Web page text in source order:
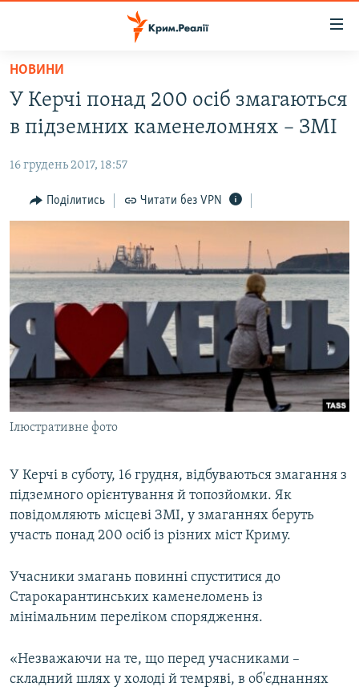
Перейти
основного
матеріалу
до
навігації
Перейти
пошуку
ВОДА.КРИМ
ПОЛІТИКА
БЛОГИ
ВСЕ ЗА ДЕНЬ
СПЕЦПРОЕКТИ
ДЕПОРТАЦІЯ
ВІДЕОУРОКИ «ELIFBE»
СВІДЧЕННЯ ОКУПАЦІЇ
УКРАЇНСЬКА ПРОБЛЕМА КРИМУ
ЯК ОБІЙТИ БЛОКУВАННЯ
Русский
Qırımtatar
Усі сайти RFE/RL
НОВИНИ
У Керчі понад 200 осіб змагаються
в підземних каменеломнях – ЗМІ
16 грудень 2017, 18:57
Поділитись Читати без VPN
Ілюстративне фото
У Керчі в суботу, 16 грудня, відбуваються змагання з
підземного орієнтування й топозйомки. Як
повідомляють місцеві ЗМІ, у змаганнях беруть
участь понад 200 осіб із різних міст Криму.
Учасники змагань повинні спуститися до
Старокарантинських каменеломень із
мінімальним переліком спорядження.
«Незважаючи на те, що перед учасниками –
складний шлях у холоді й темряві, в об'єднаннях